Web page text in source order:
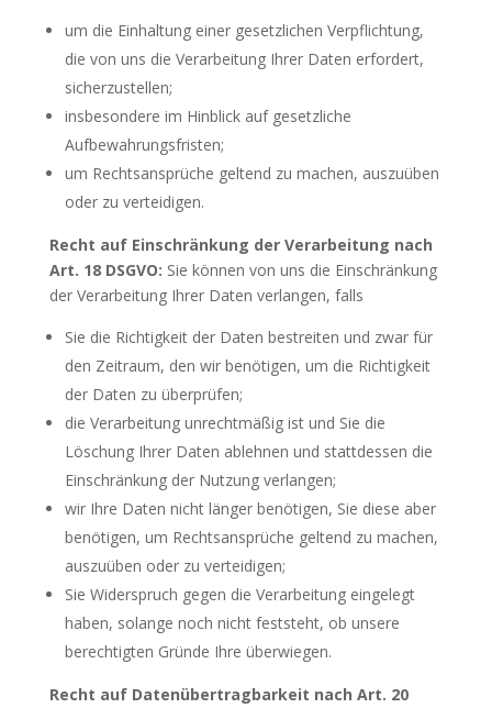
um die Einhaltung einer gesetzlichen Verpflichtung,
die von uns die Verarbeitung Ihrer Daten erfordert,
sicherzustellen;
insbesondere im Hinblick auf gesetzliche
Aufbewahrungsfristen;
um Rechtsansprüche geltend zu machen, auszuüben
oder zu verteidigen.
Recht auf Einschränkung der Verarbeitung nach
Art. 18 DSGVO: Sie können von uns die Einschränkung
der Verarbeitung Ihrer Daten verlangen, falls
Sie die Richtigkeit der Daten bestreiten und zwar für
den Zeitraum, den wir benötigen, um die Richtigkeit
der Daten zu überprüfen;
die Verarbeitung unrechtmäßig ist und Sie die
Löschung Ihrer Daten ablehnen und stattdessen die
Einschränkung der Nutzung verlangen;
wir Ihre Daten nicht länger benötigen, Sie diese aber
benötigen, um Rechtsansprüche geltend zu machen,
auszuüben oder zu verteidigen;
Sie Widerspruch gegen die Verarbeitung eingelegt
haben, solange noch nicht feststeht, ob unsere
berechtigten Gründe Ihre überwiegen.
Recht auf Datenübertragbarkeit nach Art. 20